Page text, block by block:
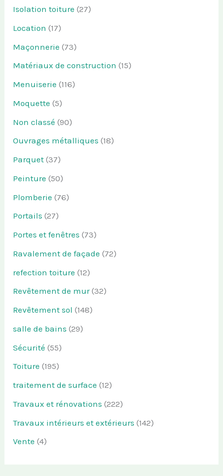
Isolation toiture (27)
Location (17)
Maçonnerie (73)
Matériaux de construction (15)
Menuiserie (116)
Moquette (5)
Non classé (90)
Ouvrages métalliques (18)
Parquet (37)
Peinture (50)
Plomberie (76)
Portails (27)
Portes et fenêtres (73)
Ravalement de façade (72)
refection toiture (12)
Revêtement de mur(32)
Revêtement sol (148)
salle de bains (29)
Sécurité (55)
Toiture (195)
traitement de surface (12)
Travaux et rénovations (222)
Travaux intérieurs et extérieurs (142)
Vente (4)